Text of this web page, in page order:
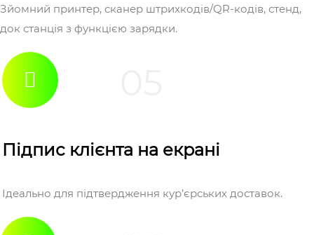
Зйомний принтер, сканер штрихкодів/QR-кодів, стенд,
док станція з функцією зарядки.
Підпис клієнта на екрані
Ідеально для підтвердження кур’єрських доставок.